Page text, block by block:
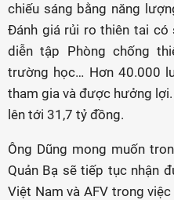
chiếu sáng bằng năng
Đánh giá rủi ro thiên tai
diễn tập Phòng chống
trường học… Hơn 40.000
tham gia và được hưởng
lên tới 31,7 tỷ đồng.
Ông Dũng mong muốn
Quản Bạ sẽ tiếp tục nhận
Việt Nam và AFV trong